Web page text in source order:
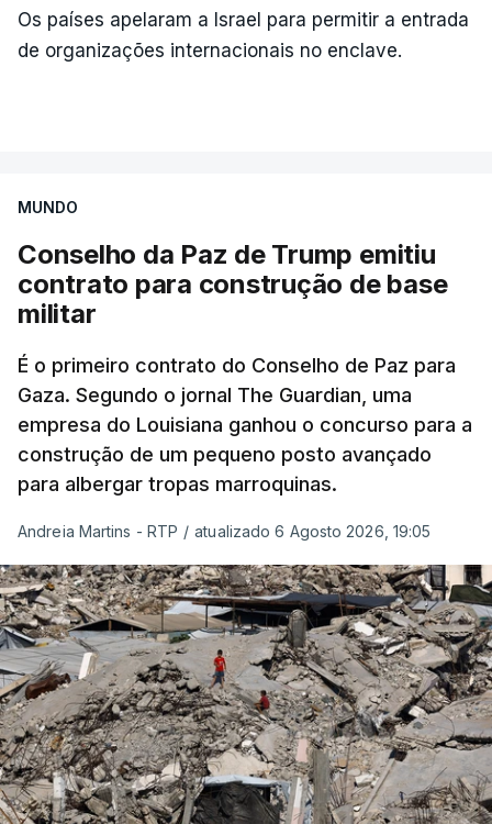
Os países apelaram a Israel para permitir a entrada
de organizações internacionais no enclave.
MUNDO
Conselho da Paz de Trump emitiu
contrato para construção de base
militar
É o primeiro contrato do Conselho de Paz para
Gaza. Segundo o jornal The Guardian, uma
empresa do Louisiana ganhou o concurso para a
construção de um pequeno posto avançado
para albergar tropas marroquinas.
Andreia Martins - RTP / atualizado 6 Agosto 2026, 19:05